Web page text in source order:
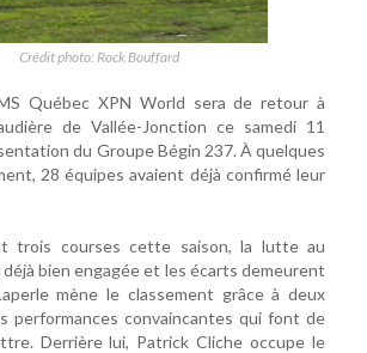
Crédit photo: Rock Bouffard
Québec XPN World sera de retour à
de Vallée-Jonction ce samedi 11
du Groupe Bégin 237. À quelques
28 équipes avaient déjà confirmé leur
trois courses cette saison, la lutte au
bien engagée et les écarts demeurent
mène le classement grâce à deux
performances convaincantes qui font de
Derrière lui, Patrick Cliche occupe le